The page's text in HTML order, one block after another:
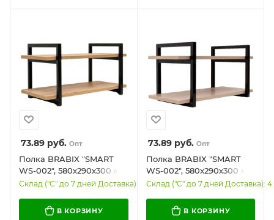
73.89 руб. Опт
Полка BRABIX "SMART
WS-002", 580х290х300 мм,
ЛОФТ, 2 полки, металл/
Склад ("С" до 7 дней Доставка): 11
В КОРЗИНУ
73.89руб. Опт
Полка BRABIX "SMART
WS-002", 580х290х300 мм,
ЛОФТ, 2 полки, металл/
светлый, 641951
Склад ("С" до 7 дней Доставка): 4
В КОРЗИНУ